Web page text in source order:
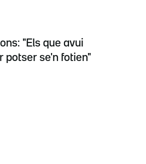
"Els que avui
potser se'n fotien"